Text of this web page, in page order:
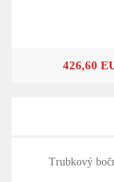
426,60
Trubkový